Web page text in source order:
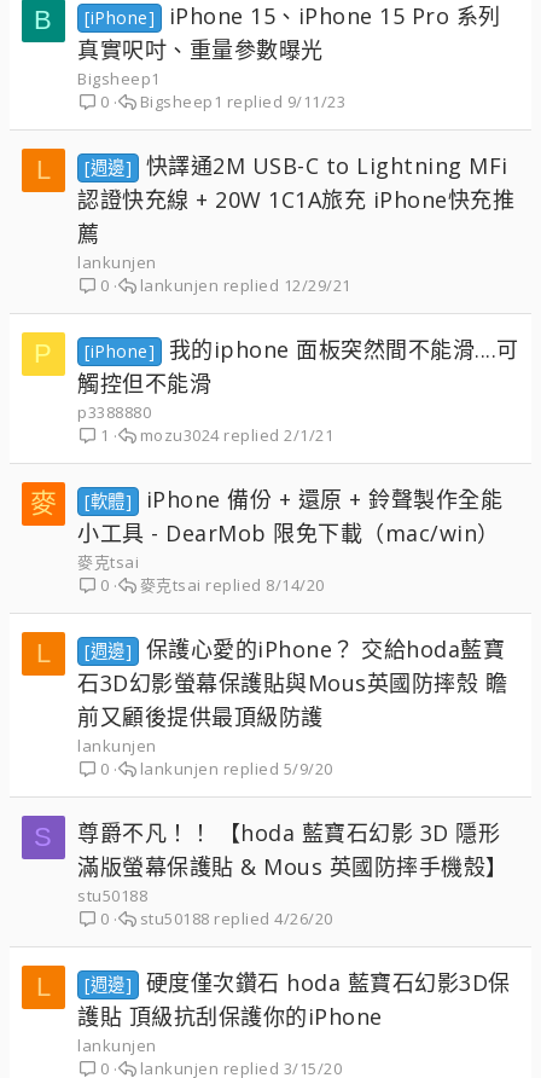
B [iPhone]
iPhone 15、iPhone 15 Pro 系列
真實呎吋、重量參數曝光
Bigsheep1
0
9/11/23
Bigsheep1
L [週邊]
快譯通2M USB-C to Lightning MFi
認證快充線 + 20W 1C1A旅充 iPhone快充推
薦
lankunjen
0
12/29/21
lankunjen
P [iPhone]
我的iphone 面板突然間不能滑....可
觸控但不能滑
p3388880
1
2/1/21
mozu3024
麥 [軟體]
iPhone 備份 + 還原 + 鈴聲製作全能
小工具 - DearMob 限免下載（mac/win）
麥克tsai
0
8/14/20
麥克tsai
L [週邊]
保護心愛的iPhone？ 交給hoda藍寶
石3D幻影螢幕保護貼與Mous英國防摔殼 瞻
前又顧後提供最頂級防護
lankunjen
0
5/9/20
lankunjen
S
尊爵不凡！！ 【hoda 藍寶石幻影 3D 隱形
滿版螢幕保護貼 & Mous 英國防摔手機殼】
stu50188
0
4/26/20
stu50188
L [週邊]
硬度僅次鑽石 hoda 藍寶石幻影3D保
護貼 頂級抗刮保護你的iPhone
lankunjen
0
3/15/20
lankunjen